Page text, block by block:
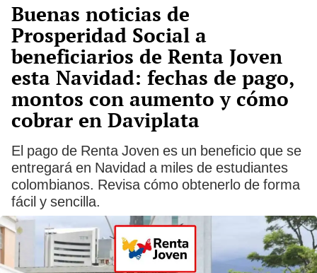
Buenas noticias de
Prosperidad Social a
beneficiarios de Renta Joven
esta Navidad: fechas de pago,
montos con aumento y cómo
cobrar en Daviplata
El pago de Renta Joven es un beneficio que se
entregará en Navidad a miles de estudiantes
colombianos. Revisa cómo obtenerlo de forma
fácil y sencilla.